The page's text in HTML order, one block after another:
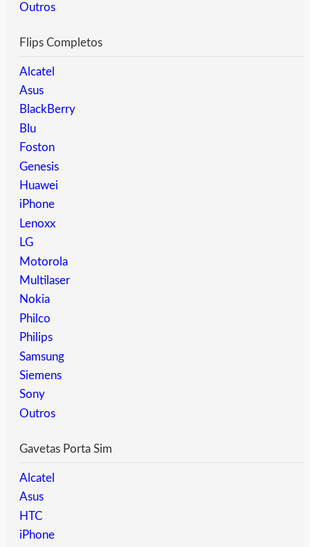
Outros
Flips Completos
Alcatel
Asus
BlackBerry
Blu
Foston
Genesis
Huawei
iPhone
Lenoxx
LG
Motorola
Multilaser
Nokia
Philco
Philips
Samsung
Siemens
Sony
Outros
Gavetas Porta Sim
Alcatel
Asus
HTC
iPhone